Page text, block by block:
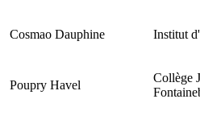
Cosmao Dauphine Institut
Poupry Havel
Collège